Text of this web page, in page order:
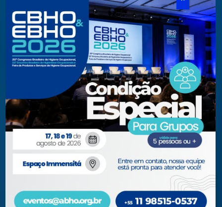
Eventos Apoiados
Eventos Regionais
Loja
Fone/Fax:
+ 55 11 3081.5909 / 3081.1709
secretaria@abho.org.br
Rua Cardoso de Almeida, 167 CJ 121
WhatsApp: (11) 93938-9842